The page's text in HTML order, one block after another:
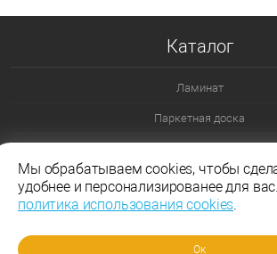
Каталог
Ламинат
Паркетная доска
Ламинат 33 класс
Ламинат Эггер
Ламинат Таркетт
Мы обрабатываем cookies, чтобы
удобнее и персонализированее для
политика использования cookies.
Ок